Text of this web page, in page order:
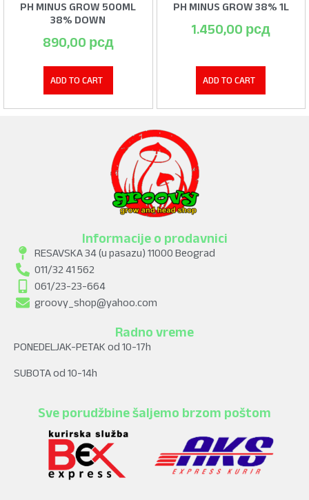
PH MINUS GROW 500ML
38% DOWN
890,00 рсд
ADD TO CART
PH MINUS GROW 38% 1L
1.450,00 рсд
ADD TO CART
Informacije o prodavnici
RESAVSKA 34 (u pasazu) 11000 Beograd
011/32 41 562
061/23-23-664
groovy_shop@yahoo.com
Radno vreme
PONEDELJAK-PETAK od 10-17h
SUBOTA od 10-14h
Sve porudžbine šaljemo brzom poštom